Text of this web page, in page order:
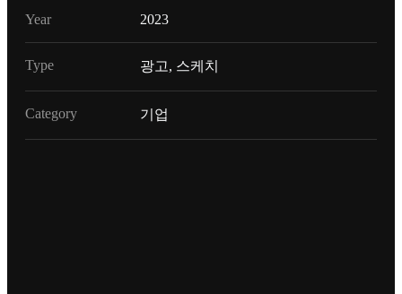
Year 2023
Type 광고, 스케치
Category 기업